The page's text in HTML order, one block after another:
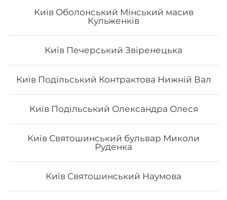
Київ Оболонський Мінський масив
Кульженків
Київ Печерський Звіренецька
Київ Подільський Контрактова Нижній Вал
Київ Подільський Олександра Олеся
Київ Святошинський бульвар Миколи
Руденка
Київ Святошинський Наумова
Вага: 390 г Склад: Рис, норі, лосось, вугор, манго, сир
Філадельфія, ікра тобіко
372₴